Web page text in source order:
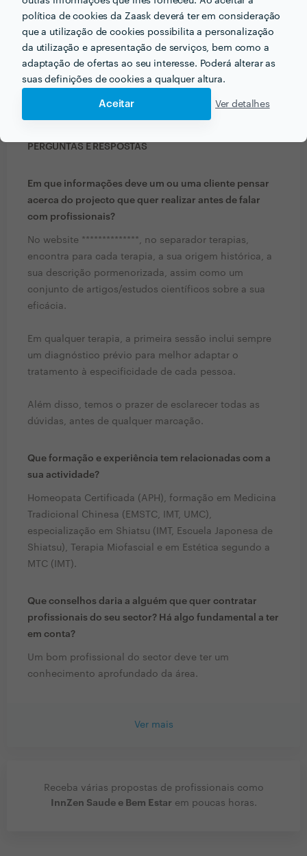
política de cookies da Zaask deverá ter em consideração
que a utilização de cookies possibilita a personalização
da utilização e apresentação de serviços, bem como a
adaptação de ofertas ao seu interesse. Poderá alterar as
suas definições de cookies a qualquer altura.
Aceitar Ver detalhes
PERGUNTAS E RESPOSTAS
Em que informações deve um ou uma cliente pensar
acerca do projecto que quer realizar antes de falar
com profissionais?
No website **************, no separador terapias,
encontra para cada terapia, a sua origem histórica, a
sua descrição pormenorizada, assim como um
conjunto de artigos/estudos científicos sobre a sua
eficácia.
Em qualquer terapia, a primeira sessão inclui sempre
um diagnóstico prévio para melhor adaptar o
tratamento à especificidade de cada pessoa.
Além disso, temos o prazer de esclarecer todas as
dúvidas, antes de qualquer marcação.
Que formação e experiência tem relacionadas com a
sua actividade?
Homeopata Certificada (APH), formação em Medicina
Tradicional Chinesa (EMSTC, IMT, UMC),
especialização em Shiatsu (IMT, Escuela Japonesa de
Shiatsu), Terapia Miofascial e em Estética segundo a
MTC (IMT).
Que conselhos daria a alguém que quer contratar
profissionais do seu sector? Há algo fundamental a ter
em conta?
Um bom profissional do sector deve ter um
conhecimento aprofundado da área.
Ver mais
Receba várias propostas de profissionais como
InnZen Saude e Bem Estar em poucas horas.